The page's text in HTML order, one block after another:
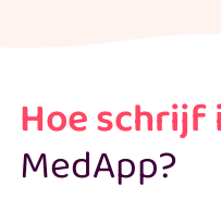
Hoe schrijf
MedApp?